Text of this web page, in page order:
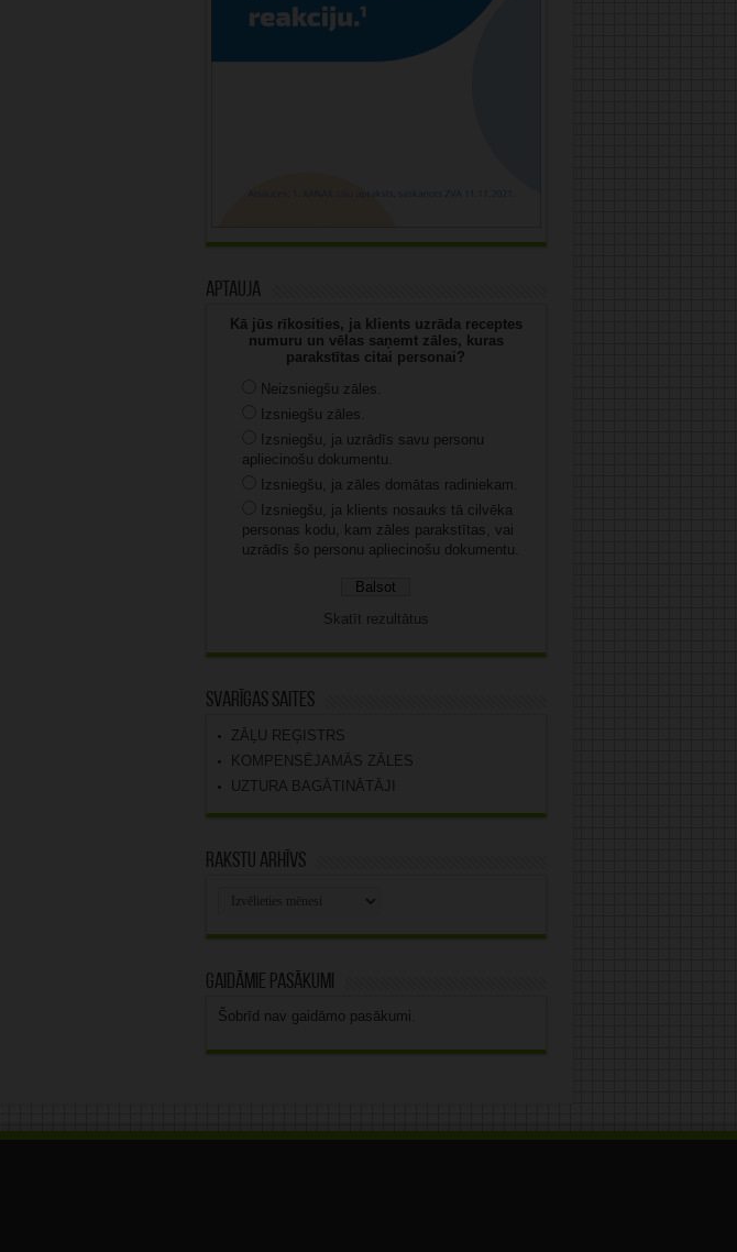
Aptauja
Kā jūs rīkosities, ja klients uzrāda receptes
numuru un vēlas saņemt zāles, kuras
parakstītas citai personai?
Neizsniegšu zāles.
Izsniegšu zāles.
Izsniegšu, ja uzrādīs savu personu
apliecinošu dokumentu.
Izsniegšu, ja zāles domātas radiniekam.
Izsniegšu, ja klients nosauks tā cilvēka
personas kodu, kam zāles parakstītas, vai
uzrādīs šo personu apliecinošu dokumentu.
Skatīt rezultātus
Svarīgas saites
ZĀĻU REĢISTRS
KOMPENSĒJAMĀS ZĀLES
UZTURA BAGĀTINĀTĀJI
Rakstu arhīvs
Gaidāmie pasākumi
Šobrīd nav gaidāmo pasākumi.